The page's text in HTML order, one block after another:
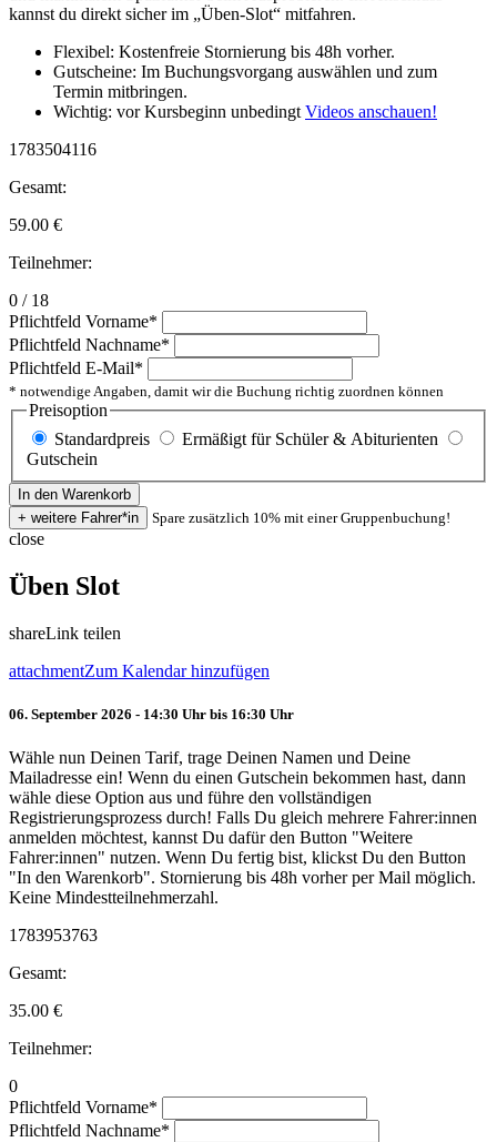
kannst du direkt sicher im „Üben-Slot“ mitfahren.
Flexibel: Kostenfreie Stornierung bis 48h vorher.
Gutscheine: Im Buchungsvorgang auswählen und zum
Termin mitbringen.
Wichtig: vor Kursbeginn unbedingt Videos anschauen!
1783504116
Gesamt:
59.00 €
Teilnehmer:
0 / 18
Pflichtfeld Vorname*
Pflichtfeld Nachname*
Pflichtfeld E-Mail*
* notwendige Angaben, damit wir die Buchung richtig zuordnen können
Preisoption
Standardpreis
Ermäßigt für Schüler & Abiturienten
Gutschein
Spare zusätzlich 10% mit einer Gruppenbuchung!
close
Üben Slot
shareLink teilen
attachmentZum Kalendar hinzufügen
06. September 2026 - 14:30 Uhr bis 16:30 Uhr
Wähle nun Deinen Tarif, trage Deinen Namen und Deine
Mailadresse ein! Wenn du einen Gutschein bekommen hast, dann
wähle diese Option aus und führe den vollständigen
Registrierungsprozess durch! Falls Du gleich mehrere Fahrer:innen
anmelden möchtest, kannst Du dafür den Button "Weitere
Fahrer:innen" nutzen. Wenn Du fertig bist, klickst Du den Button
"In den Warenkorb". Stornierung bis 48h vorher per Mail möglich.
Keine Mindestteilnehmerzahl.
1783953763
Gesamt:
35.00 €
Teilnehmer:
0
Pflichtfeld Vorname*
Pflichtfeld Nachname*